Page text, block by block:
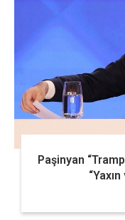
Paşinyan